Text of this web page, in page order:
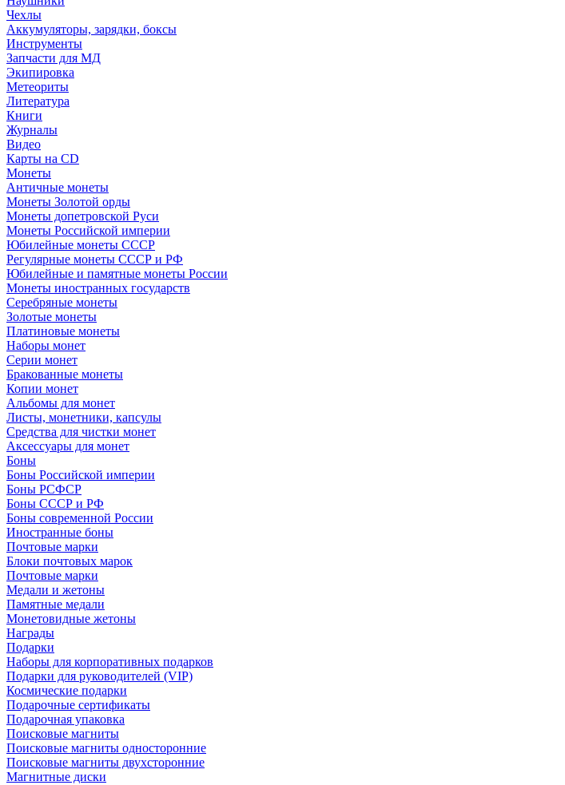
Чехлы
Аккумуляторы, зарядки, боксы
Инструменты
Запчасти для МД
Экипировка
Метеориты
Литература
Книги
Журналы
Видео
Карты на CD
Монеты
Античные монеты
Монеты Золотой орды
Монеты допетровской Руси
Монеты Российской империи
Юбилейные монеты СССР
Регулярные монеты СССР и РФ
Юбилейные и памятные монеты России
Монеты иностранных государств
Серебряные монеты
Золотые монеты
Платиновые монеты
Наборы монет
Серии монет
Бракованные монеты
Копии монет
Альбомы для монет
Листы, монетники, капсулы
Средства для чистки монет
Аксессуары для монет
Боны
Боны Российской империи
Боны РСФСР
Боны СССР и РФ
Боны современной России
Иностранные боны
Почтовые марки
Блоки почтовых марок
Почтовые марки
Медали и жетоны
Памятные медали
Монетовидные жетоны
Награды
Подарки
Наборы для корпоративных подарков
Подарки для руководителей (VIP)
Космические подарки
Подарочные сертификаты
Подарочная упаковка
Поисковые магниты
Поисковые магниты односторонние
Поисковые магниты двухсторонние
Магнитные диски